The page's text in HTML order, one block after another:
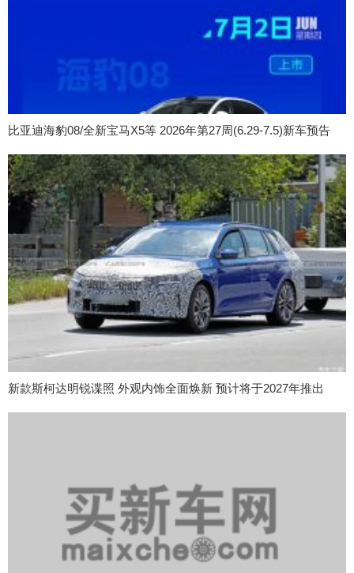
比亚迪海豹08/全新宝马X5等 2026年第27周(6.29-7.5)新车预告
新款斯柯达明锐谍照 外观内饰全面焕新 预计将于2027年推出